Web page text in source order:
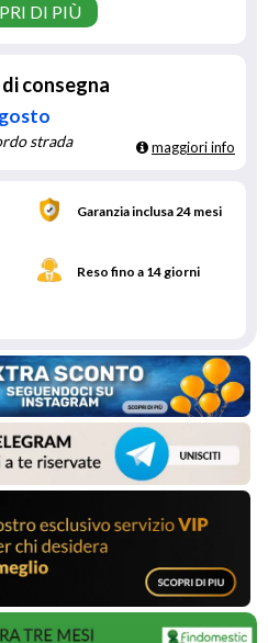
DI PIÙ
consegna
strada maggiori info
Garanzia inclusa 24 mesi
Reso fino a 14 giorni